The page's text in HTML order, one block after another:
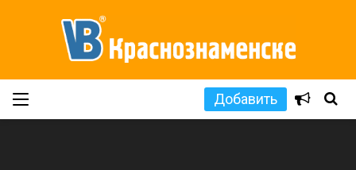
Добавить